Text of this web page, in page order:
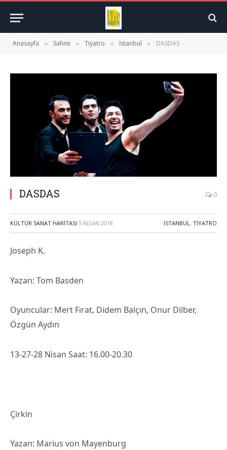
Anasayfa » Sahne » Tiyatro » İstanbul » DASDAS
DASDAS 0
KÜLTÜR SANAT HARITASI 5 NISAN 2018 İSTANBUL, TIYATRO
Joseph K.
Yazan: Tom Basden
Oyuncular: Mert Fırat, Didem Balçın, Onur Dilber,
Özgün Aydın
13-27-28 Nisan Saat: 16.00-20.30
Çirkin
Yazan: Marius von Mayenburg